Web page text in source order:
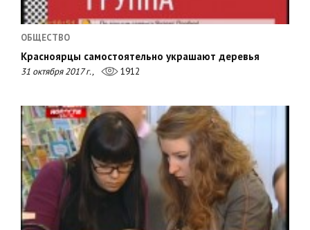
ОБЩЕСТВО
Красноярцы самостоятельно украшают деревья
31 октября 2017 г., 1912